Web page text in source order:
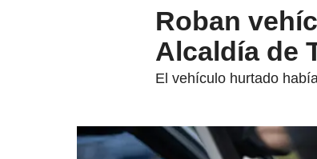
Roban
Alcaldía de
El vehículo hurtado